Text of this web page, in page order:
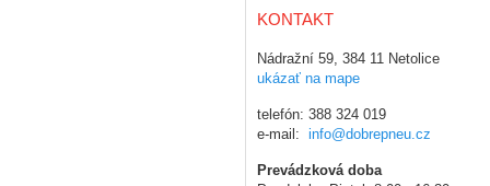
KONTAKT
Nádražní 59, 384 11 Netolice
ukázať na mape
telefón: 388 324 019
e-mail: info@dobrepneu.cz
Prevádzková doba